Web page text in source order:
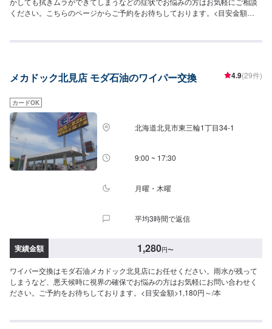
ください。こちらのページからご予約をお待ちしております。<目安金額
メカドック北見店 モダ石油のワイパー交換 4.9(29件)
カードOK
北海道北見市東三輪1丁目34-1
9:00 ~ 17:30
月曜・木曜
平均3時間で返信
実績金額 1,280円〜
ワイパー交換はモダ石油メカドック北見店にお任せください。雨水が残って
しまうなど、悪天候時に視界の確保でお悩みの方はお気軽にお問い合わせく
ださい。ご予約をお待ちしております。<目安金額>1,180円～/本